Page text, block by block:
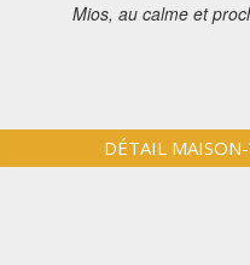
Mios, au calme et
DÉTAIL